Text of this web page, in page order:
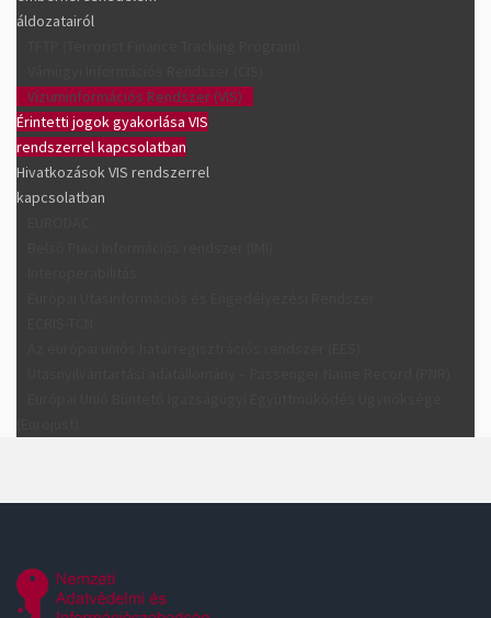
áldozatairól
Vízuminformációs Rendszer (VIS)
Érintetti jogok gyakorlása VIS
rendszerrel kapcsolatban
Hivatkozások VIS rendszerrel
kapcsolatban